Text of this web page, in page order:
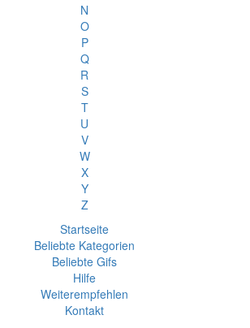
N
O
P
Q
R
S
T
U
V
W
X
Y
Z
Startseite
Beliebte Kategorien
Beliebte Gifs
Hilfe
Weiterempfehlen
Kontakt